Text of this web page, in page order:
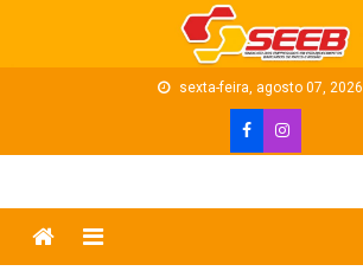
content
sexta-feira, agosto 07, 2026
Menu